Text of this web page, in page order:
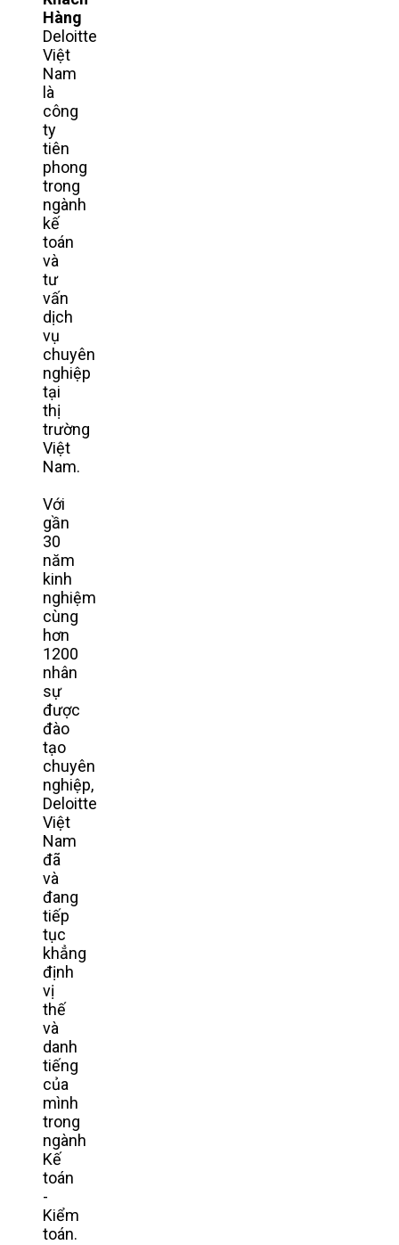
Hàng
Deloitte
Việt
Nam
là
công
ty
tiên
phong
trong
ngành
kế
toán
và
tư
vấn
dịch
vụ
chuyên
nghiệp
tại
thị
trường
Việt
Nam.
Với
gần
30
năm
kinh
nghiệm
cùng
hơn
1200
nhân
sự
được
đào
tạo
chuyên
nghiệp,
Deloitte
Việt
Nam
đã
và
đang
tiếp
tục
khẳng
định
vị
thế
và
danh
tiếng
của
mình
trong
ngành
Kế
toán
-
Kiểm
toán.